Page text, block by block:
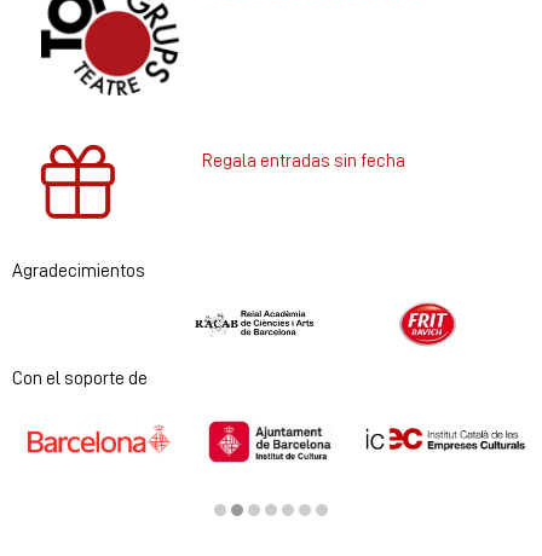
Regala entradas sin fecha
Agradecimientos
Diapositiva 1 de 2
Con el soporte de